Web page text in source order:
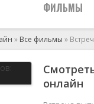
ФИЛЬМЫ
2024
» Все фильмы »
онлайн